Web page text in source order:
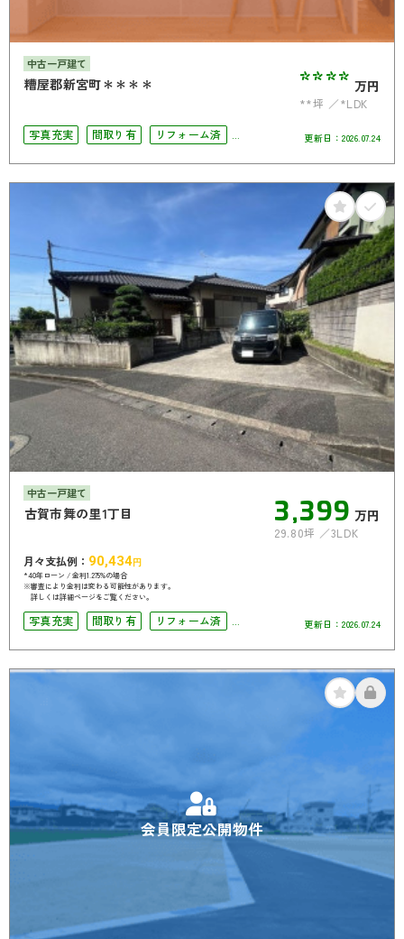
中古一戸建て
糟屋郡新宮町＊＊＊＊ **** 万円
**坪
*LDK
写真充実
間取り有
リフォーム済
更新日： 2026.07.24
中古一戸建て
古賀市舞の里1丁目 3,399 万円
29.80坪
3LDK
月々支払例： 90,434円
*40年ローン / 金利1.275%の場合
※審査により金利は変わる可能性があります。
詳しくは詳細ページをご覧ください。
写真充実 間取り有
リフォーム済
更新日： 2026.07.24
会員限定公開物件